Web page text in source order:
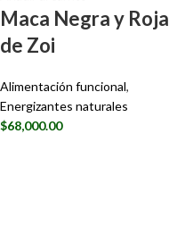
Maca Negra y Roja
de Zoi
Alimentación funcional,
Energizantes naturales
$68,000.00